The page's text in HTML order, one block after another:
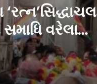
સમાધિ વરેલા